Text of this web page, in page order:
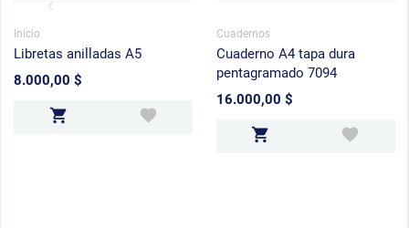
Inicio
Libretas anilladas A5
Precio
8.000,00 $
Cuadernos
Cuaderno A4 tapa dura
pentagramado 7094
Precio
16.000,00 $